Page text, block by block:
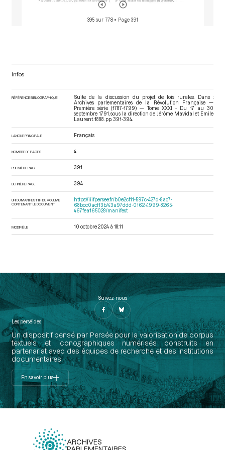
395 sur 778 • Page 391
Infos
RÉFÉRENCE BIBLIOGRAPHIQUE
Suite de la discussion du projet de lois rurales. Dans :
Archives parlementaires de la Révolution Française —
Première série (1787-1799) — Tome XXXI - Du 17 au 30
septembre 1791 , sous la direction de Jérôme Mavidal et Emile
Laurent. 1888. pp. 391-394.
LANGUE PRINCIPALE Français
NOMBRE DE PAGES 4
PREMIÈRE PAGE 391
DERNIÈRE PAGE 394
URI DU MANIFEST IIIF DU VOLUME
CONTENANT LE DOCUMENT
https://iiif.persee.fr/b0e2cf11-597c-427d-8ac7-
68bcc0acf13b/43a97ddd-0162-4999-8265-
467fea165028/manifest
MODIFIÉ LE 10 octobre 2024 à 18:11
Suivez-nous
Les perséides
Un dispositif pensé par Persée pour la valorisation de corpus
textuels et iconographiques numérisés construits en
partenariat avec des équipes de recherche et des institutions
documentaires.
En savoir plus
ARCHIVES